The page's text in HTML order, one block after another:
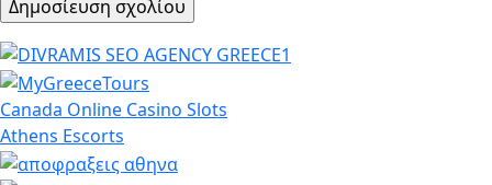
Canada Online Casino Slots
Athens Escorts